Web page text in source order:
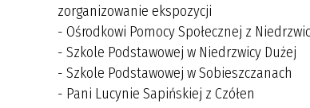
zorganizowanie ekspozycji
- Ośrodkowi Pomocy Społecznej z
- Szkole Podstawowej w Niedrzwicy Dużej
- Szkole Podstawowej w Sobieszczanach
- Pani Lucynie Sapińskiej z Czółen